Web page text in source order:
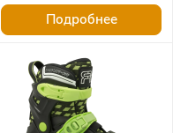
Подробнее